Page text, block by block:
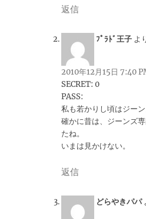
返信
ﾌﾟﾗﾄﾞ王子 よ
2010年12月15日 7:40
SECRET: 0
PASS:
私も若かりし頃はジーン
確かに昔は、ジーンズ
たね。
いまは見かけない。
返信
どらやきパパ